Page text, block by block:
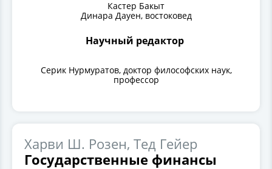
Кастер Бакыт
Динара Дауен, востоковед
Научный редактор
Серик Нурмуратов, доктор философских наук,
профессор
Харви Ш. Розен, Тед Гейер
Государственные финансы